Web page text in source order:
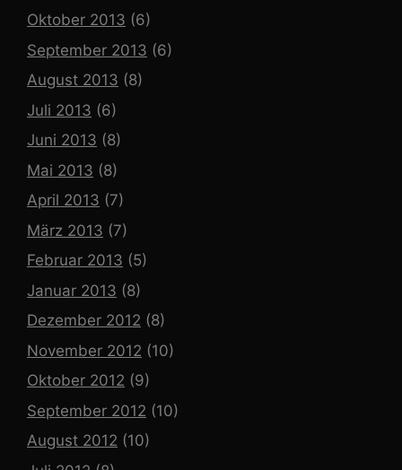
Oktober 2013 (6)
September 2013 (6)
August 2013 (8)
Juli 2013 (6)
Juni 2013 (8)
Mai 2013 (8)
April 2013 (7)
März 2013 (7)
Februar 2013 (5)
Januar 2013 (8)
Dezember 2012 (8)
November 2012 (10)
Oktober 2012 (9)
September 2012 (10)
August 2012 (10)